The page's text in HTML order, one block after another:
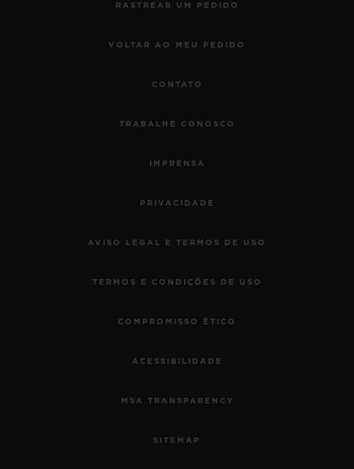
RASTREAR UM PEDIDO
VOLTAR AO MEU PEDIDO
CONTATO
TRABALHE CONOSCO
IMPRENSA
PRIVACIDADE
AVISO LEGAL E TERMOS DE USO
TERMOS E CONDIÇÕES DE USO
COMPROMISSO ÉTICO
ACESSIBILIDADE
MSA TRANSPARENCY
SITEMAP